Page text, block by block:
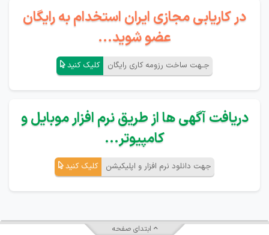
در کاریابی مجازی ایران استخدام به رایگان
عضو شوید...
جـهت ساخت رزومه کاری رایگان کلیک کنید
دریافت آگهی ها از طریق نرم افزار موبایل و
کامپیوتر...
جهت دانلود نرم افزار و اپلیکیشن کلیک کنید
ابتدای صفحه